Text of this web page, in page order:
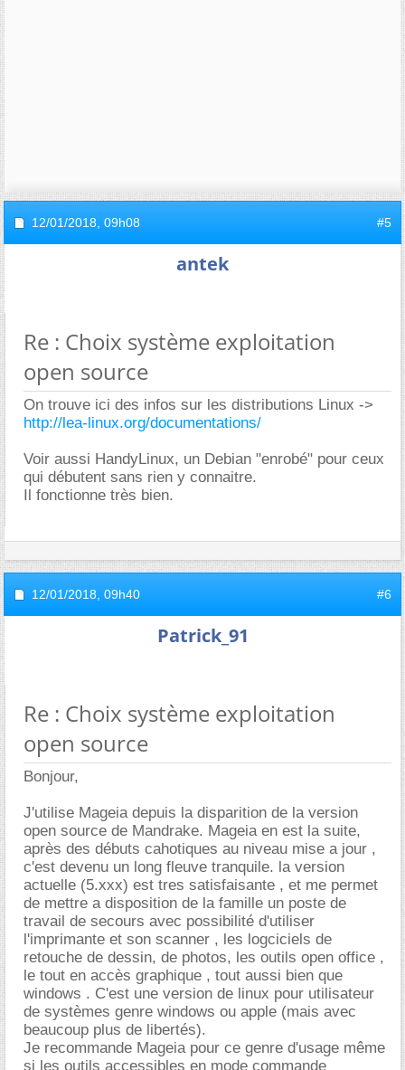
12/01/2018, 09h08 #5
antek
Re : Choix système exploitation
open source
On trouve ici des infos sur les distributions Linux ->
http://lea-linux.org/documentations/
Voir aussi HandyLinux, un Debian "enrobé" pour ceux
qui débutent sans rien y connaitre.
Il fonctionne très bien.
12/01/2018, 09h40 #6
Patrick_91
Re : Choix système exploitation
open source
Bonjour,
J'utilise Mageia depuis la disparition de la version
open source de Mandrake. Mageia en est la suite,
après des débuts cahotiques au niveau mise a jour ,
c'est devenu un long fleuve tranquile. la version
actuelle (5.xxx) est tres satisfaisante , et me permet
de mettre a disposition de la famille un poste de
travail de secours avec possibilité d'utiliser
l'imprimante et son scanner , les logciciels de
retouche de dessin, de photos, les outils open office ,
le tout en accès graphique , tout aussi bien que
windows . C'est une version de linux pour utilisateur
de systèmes genre windows ou apple (mais avec
beaucoup plus de libertés).
Je recommande Mageia pour ce genre d'usage même
si les outils accessibles en mode commande